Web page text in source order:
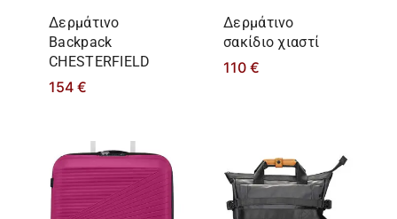
Δερμάτινο
Backpack
CHESTERFIELD
154 €
Δερμάτινο
σακίδιο χιαστί
110 €